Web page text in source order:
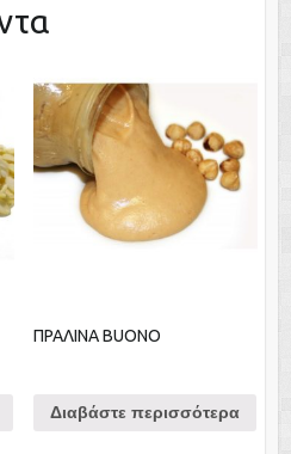
ΠΡΑΛΙΝΑ BUONO
Διαβάστε περισσότερα